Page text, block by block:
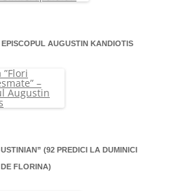
AUGUSTIN KANDIOTIS
(92 PREDICI LA DUMINICI
FLORINA)